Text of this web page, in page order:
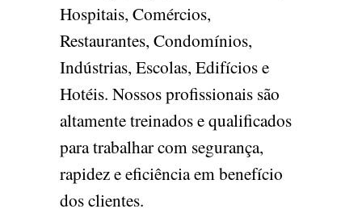
Hospitais, Comércios,
Restaurantes, Condomínios,
Indústrias, Escolas, Edifícios e
Hotéis. Nossos profissionais são
altamente treinados e qualificados
para trabalhar com segurança,
rapidez e eficiência em benefício
dos clientes.